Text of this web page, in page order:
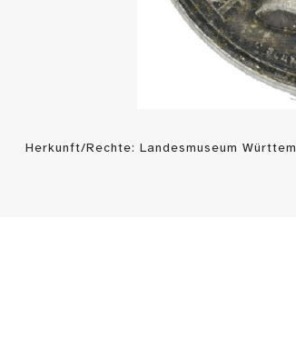
Herkunft/Rechte: Landesmuseum